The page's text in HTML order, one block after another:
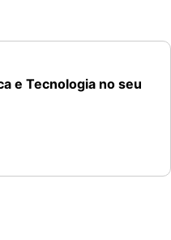
e Tecnologia no seu